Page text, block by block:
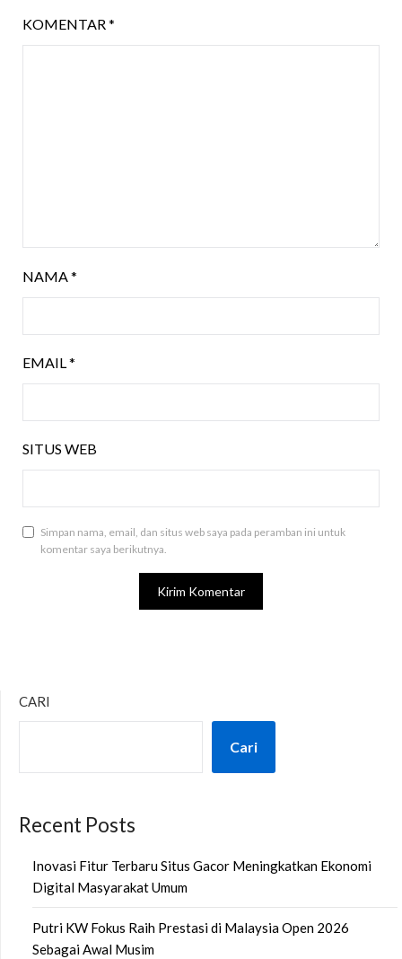
KOMENTAR*
NAMA*
EMAIL*
SITUS WEB
Simpan nama, email, dan situs web saya pada peramban ini untuk
komentar saya berikutnya.
CARI
Cari
Recent Posts
Inovasi Fitur Terbaru Situs Gacor Meningkatkan Ekonomi
Digital Masyarakat Umum
Putri KW Fokus Raih Prestasi di Malaysia Open 2026
Sebagai Awal Musim